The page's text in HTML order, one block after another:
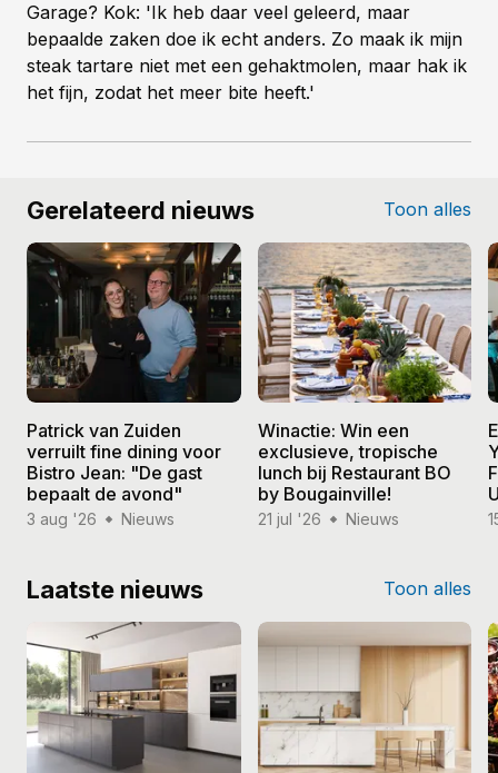
Garage? Kok: 'Ik heb daar veel geleerd, maar
bepaalde zaken doe ik echt anders. Zo maak ik mijn
steak tartare niet met een gehaktmolen, maar hak ik
het fijn, zodat het meer bite heeft.'
Gerelateerd nieuws Toon alles
Patrick van Zuiden
verruilt fine dining voor
Bistro Jean: "De gast
bepaalt de avond"
3 aug '26 Nieuws
Winactie: Win een
exclusieve, tropische
lunch bij Restaurant BO
by Bougainville!
21 jul '26 Nieuws
Laatste nieuws Toon alles